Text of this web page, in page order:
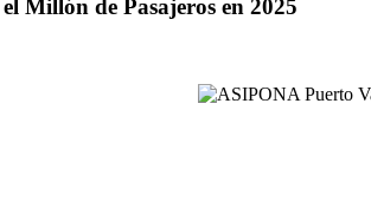
Millón de Pasajeros en 2025